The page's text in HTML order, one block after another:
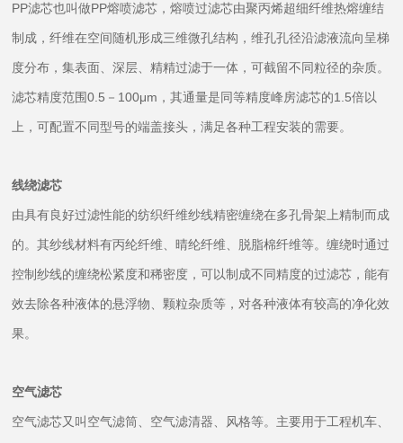
PP滤芯也叫做PP熔喷滤芯，熔喷过滤芯由聚丙烯超细纤维热熔缠结
制成，纤维在空间随机形成三维微孔结构，维孔孔径沿滤液流向呈梯
度分布，集表面、深层、精精过滤于一体，可截留不同粒径的杂质。
滤芯精度范围0.5－100μm，其通量是同等精度峰房滤芯的1.5倍以
上，可配置不同型号的端盖接头，满足各种工程安装的需要。
线绕滤芯
由具有良好过滤性能的纺织纤维纱线精密缠绕在多孔骨架上精制而成
的。其纱线材料有丙纶纤维、晴纶纤维、脱脂棉纤维等。缠绕时通过
控制纱线的缠绕松紧度和稀密度，可以制成不同精度的过滤芯，能有
效去除各种液体的悬浮物、颗粒杂质等，对各种液体有较高的净化效
果。
空气滤芯
空气滤芯又叫空气滤筒、空气滤清器、风格等。主要用于工程机车、